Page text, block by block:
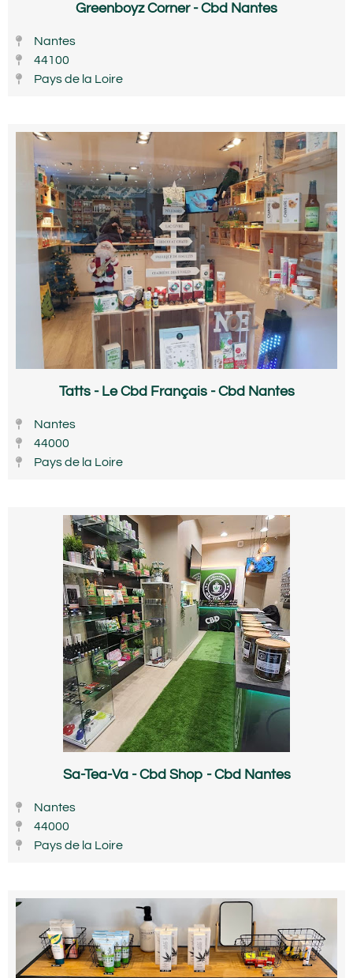
Greenboyz Corner - Cbd Nantes
Nantes
44100
Pays de la Loire
Tatts - Le Cbd Français - Cbd Nantes
Nantes
44000
Pays de la Loire
Sa-Tea-Va - Cbd Shop - Cbd Nantes
Nantes
44000
Pays de la Loire